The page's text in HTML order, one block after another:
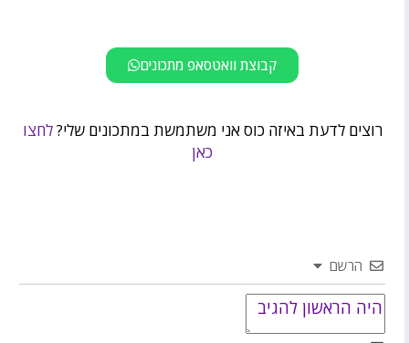
קבוצת וואטסאפ מתכונים
רוצים לדעת באיזה כוס אני משתמשת במתכונים שלי?לחצו
כאן
הרשם